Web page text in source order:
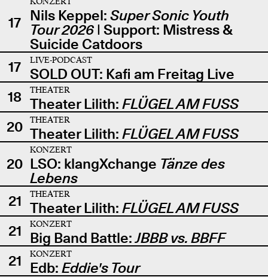
17 Nils Keppel: Super Sonic Youth
Tour 2026| Support: Mistress &
Suicide Catdoors
17
LIVE-PODCAST
SOLD OUT: Kafi am Freitag Live
18
THEATER
Theater Lilith: FLÜGEL AM FUSS
20
THEATER
Theater Lilith: FLÜGEL AM FUSS
20
KONZERT
LSO: klangXchange Tänze des
Lebens
21
THEATER
Theater Lilith: FLÜGEL AM FUSS
21
KONZERT
Big Band Battle:JBBB vs. BBFF
21
KONZERT
Edb: Eddie's Tour